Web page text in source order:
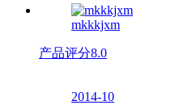
mkkkjxm
产品评分8.0
2014-10